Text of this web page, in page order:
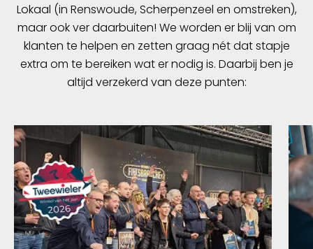
Lokaal (in Renswoude, Scherpenzeel en omstreken),
maar ook ver daarbuiten! We worden er blij van om
klanten te helpen en zetten graag nét dat stapje
extra om te bereiken wat er nodig is. Daarbij ben je
altijd verzekerd van deze punten: